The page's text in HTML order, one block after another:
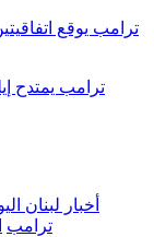
ترامب يوقع
ترامب يمتدح
أخبار لبنان
ترامب